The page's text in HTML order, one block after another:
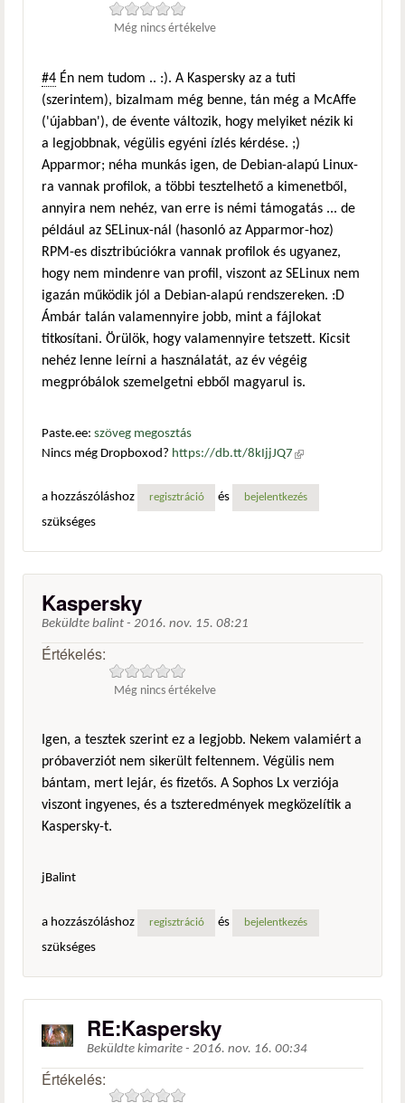
Még nincs értékelve
#4 Én nem tudom .. :). A Kaspersky az a tuti
(szerintem), bizalmam még benne, tán még a McAffe
('újabban'), de évente változik, hogy melyiket nézik ki
a legjobbnak, végülis egyéni ízlés kérdése. ;)
Apparmor; néha munkás igen, de Debian-alapú Linux-
ra vannak profilok, a többi tesztelhető a kimenetből,
annyira nem nehéz, van erre is némi támogatás ... de
például az SELinux-nál (hasonló az Apparmor-hoz)
RPM-es disztribúciókra vannak profilok és ugyanez,
hogy nem mindenre van profil, viszont az SELinux nem
igazán működik jól a Debian-alapú rendszereken. :D
Ámbár talán valamennyire jobb, mint a fájlokat
titkosítani. Örülök, hogy valamennyire tetszett. Kicsit
nehéz lenne leírni a használatát, az év végéig
megpróbálok szemelgetni ebből magyarul is.
Paste.ee: szöveg megosztás
Nincs még Dropboxod? https://db.tt/8kIjjJQ7 (külső
a hozzászóláshoz
regisztráció és bejelentkezés
szükséges
Kaspersky
Beküldte balint - 2016. nov. 15. 08:21
Értékelés:
Még nincs értékelve
Igen, a tesztek szerint ez a legjobb. Nekem valamiért a
próbaverziót nem sikerült feltennem. Végülis nem
bántam, mert lejár, és fizetős. A Sophos Lx verziója
viszont ingyenes, és a tszteredmények megközelítik a
Kaspersky-t.
jBalint
a hozzászóláshoz regisztráció és bejelentkezés
szükséges
RE:Kaspersky
Beküldte kimarite - 2016. nov. 16. 00:34
Értékelés: